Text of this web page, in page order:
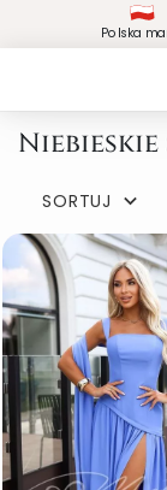
Polska
SORTUJ 